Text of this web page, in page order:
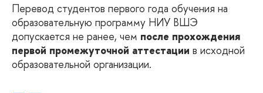
Перевод студентов первого года обучения на
образовательную программу НИУ ВШЭ
допускается не ранее, чем после прохождения
первой промежуточной аттестации в исходной
образовательной организации.